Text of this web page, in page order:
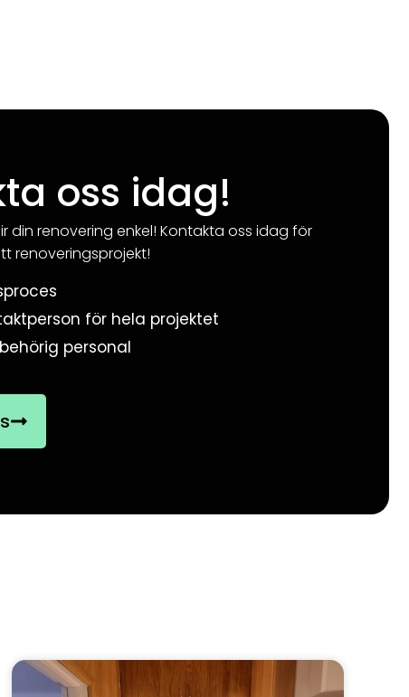
oss idag!
din renovering enkel! Kontakta oss idag för
renoveringsprojekt!
för hela projektet
personal